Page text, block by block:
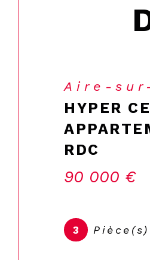
Aire-
HYPER
RDC
90 000 €
3 Pièce(s)